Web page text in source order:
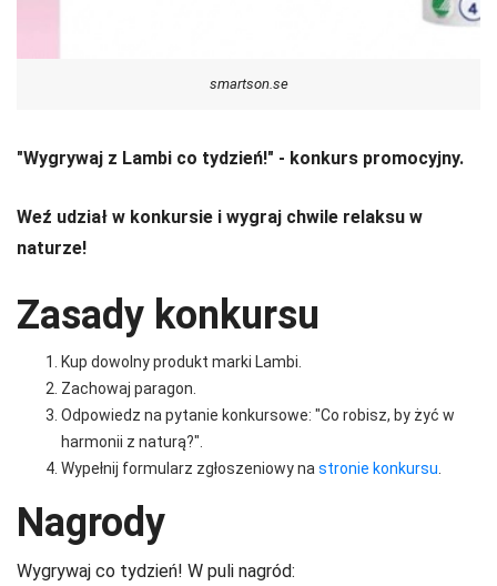
smartson.se
"Wygrywaj z Lambi co tydzień!" - konkurs promocyjny.
Weź udział w konkursie i wygraj chwile relaksu w
naturze!
Zasady konkursu
Kup dowolny produkt marki Lambi.
Zachowaj paragon.
Odpowiedz na pytanie konkursowe: "Co robisz, by żyć w
harmonii z naturą?".
Wypełnij formularz zgłoszeniowy na stronie konkursu
Nagrody
Wygrywaj co tydzień! W puli nagród: